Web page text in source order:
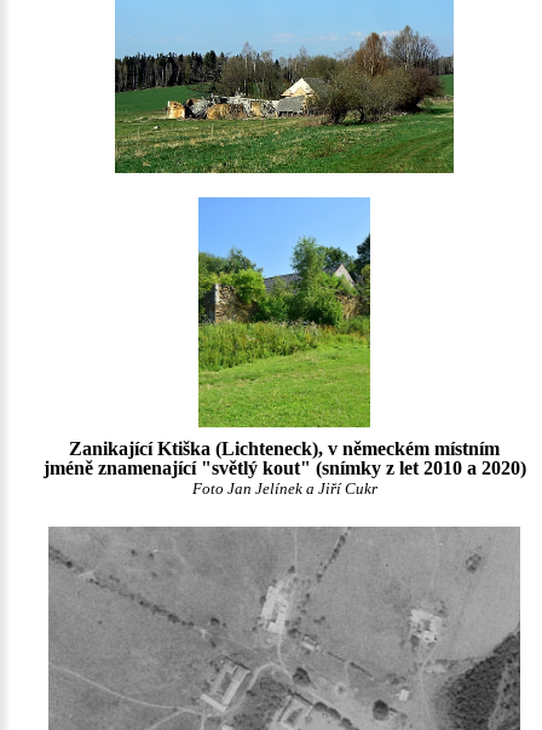
Zanikající Ktiška (Lichteneck), v německém místním
jméně znamenající "světlý kout" (snímky z let 2010 a 2020)
Foto Jan Jelínek a Jiří Cukr